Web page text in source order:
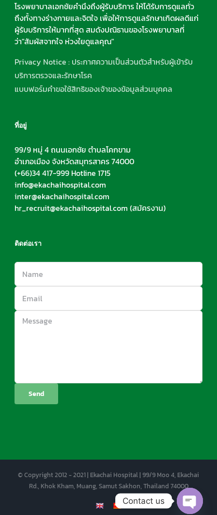
โรงพยาบาลเอกชัยคำนึงถึงผู้รับบริการ ให้ได้รับการดูแลทั่ว
ถึงทั้งทางร่างกายและจิตใจ เพื่อให้การดูแลรักษาเกิดผลดีแก่
ผู้รับบริการให้มากที่สุด สมดังปณิธานของโรงพยาบาลที่
ว่า"สัมผัสจากใจ ห่วงใยดูแลคุณ"
Privacy Notice : ประกาศความเป็นส่วนตัวสำหรับผู้เข้ารับ
บริการตรวจและรักษาโรค
แบบฟอร์มคำขอใช้สิทธิของเจ้าของข้อมูลส่วนบุคคล
ที่อยู่
99/9 หมู่ 4 ถนนเอกชัย ตำบลโคกขาม
อำเภอเมือง จังหวัดสมุทรสาคร 74000
(+66)34 417-999 Hotline 1715
info@ekachaihospital.com
inter@ekachaihospital.com
hr_recruit@ekachaihospital.com (สมัครงาน)
ติดต่อเรา
© Copyright 2012 - 2021 | Ekachai Hospital | 99/9 Moo 4, Ekachai
Rd., Khok Kham, Muang, Samut Sakhon, Thailand 74000
EN CNContact us